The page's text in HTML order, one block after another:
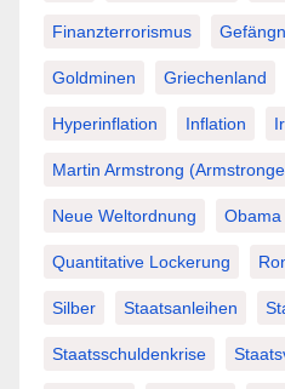
Finanzterrorismus
Goldminen Griechenland
Hyperinflation Inflation
Martin Armstrong
Neue Weltordnung Obama
Quantitative Lockerung
Silber Staatsanleihen
Staatsschuldenkrise